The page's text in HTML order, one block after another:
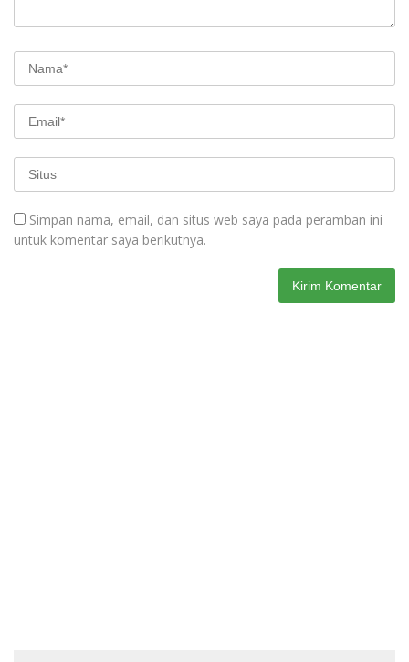
Simpan nama, email, dan situs web saya pada peramban ini
untuk komentar saya berikutnya.